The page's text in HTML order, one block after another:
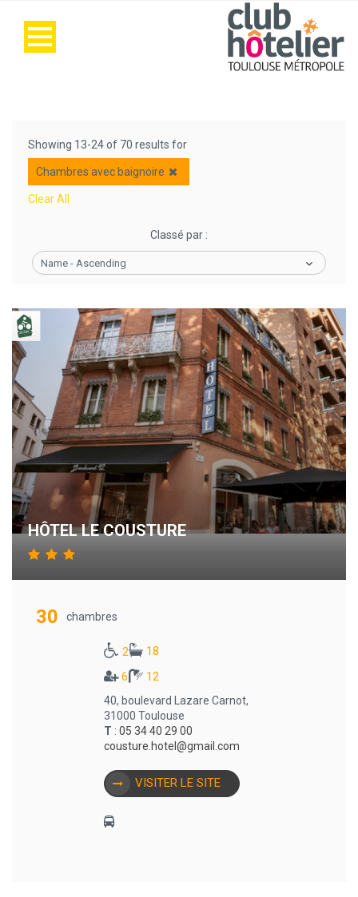
Showing 13-24 of 70 results for
Chambres avec baignoire
Clear All
Classé par :
Name - Ascending
HÔTEL LE COUSTURE
30 chambres
2
18
6
12
40, boulevard Lazare Carnot,
31000 Toulouse
T : 05 34 40 29 00
cousture.hotel@gmail.com
VISITER LE SITE